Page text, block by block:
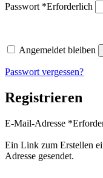
Passwort *Erforderlich
Angemeldet bleiben
Passwort vergessen?
Registrieren
E-Mail-Adresse *
Ein Link zum Erstellen
Adresse gesendet.